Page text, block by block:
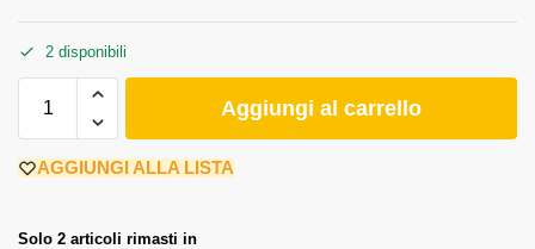
2 disponibili
Aggiungi al carrello
AGGIUNGI ALLA LISTA
Solo 2 articoli rimasti in